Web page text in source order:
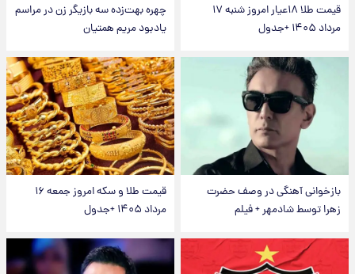
قیمت طلا ۱۸عیار امروز شنبه ۱۷
مرداد ۱۴۰۵ +جدول
چهره بهت‌زده سه بازیگر زن در مراسم
یادبود مریم همتیان
بازخوانی آهنگی در وصف حضرت
زهرا توسط شادمهر + فیلم
قیمت طلا و سکه امروز جمعه ۱۶
مرداد ۱۴۰۵ +جدول